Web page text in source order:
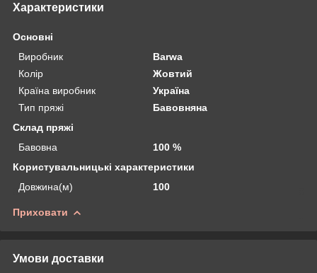
Характеристики
Основні
Виробник
Barwa
Колір
Жовтий
Країна виробник
Україна
Тип пряжі
Бавовняна
Склад пряжі
Бавовна
100 %
Користувальницькі характеристики
Довжина(м)
100
Приховати
Умови доставки